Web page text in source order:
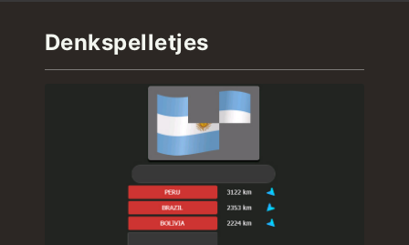
Denkspelletjes